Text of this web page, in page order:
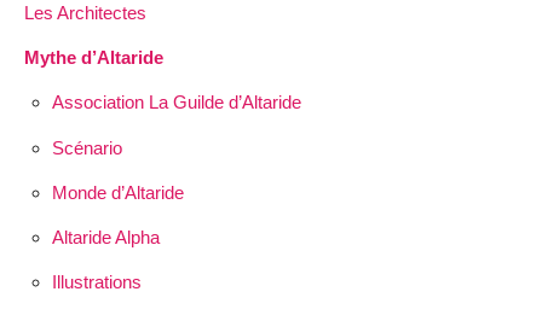
Les Architectes
Mythe d’Altaride
Association La Guilde d’Altaride
Scénario
Monde d’Altaride
Altaride Alpha
Illustrations